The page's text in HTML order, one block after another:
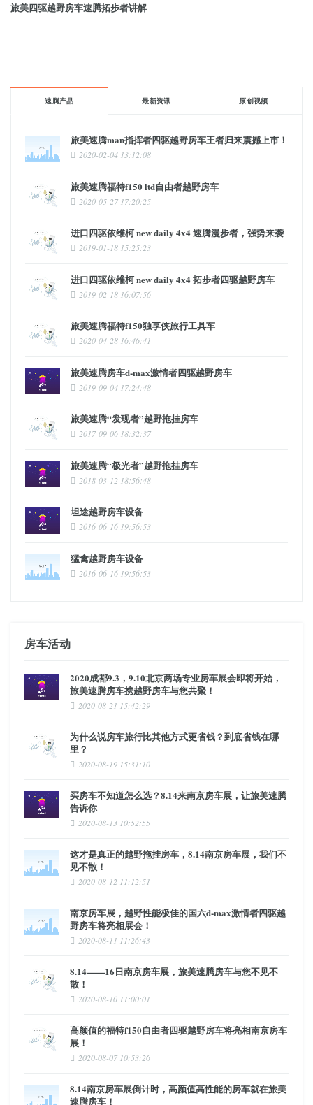
旅美四驱越野房车速腾拓步者讲解
速腾产品 最新资讯 原创视频
旅美速腾man指挥者四驱越野房车王者归来震撼上市！
2020-02-04 13:12:08
旅美速腾福特f150 ltd自由者越野房车
2020-05-27 17:20:25
进口四驱依维柯 new daily 4x4 速腾漫步者，强势来袭
2019-01-18 15:25:23
进口四驱依维柯 new daily 4x4 拓步者四驱越野房车
2019-02-18 16:07:56
旅美速腾福特f150独享侠旅行工具车
2020-04-28 16:46:41
旅美速腾房车d-max激情者四驱越野房车
2019-09-04 17:24:48
旅美速腾“发现者”越野拖挂房车
2017-09-06 18:32:37
旅美速腾“极光者”越野拖挂房车
2018-03-12 18:56:48
坦途越野房车设备
2016-06-16 19:56:53
猛禽越野房车设备
2016-06-16 19:56:53
房车活动
2020成都9.3，9.10北京两场专业房车展会即将开始，
旅美速腾房车携越野房车与您共聚！
2020-08-21 15:42:29
为什么说房车旅行比其他方式更省钱？到底省钱在哪
里？
2020-08-19 15:31:10
买房车不知道怎么选？8.14来南京房车展，让旅美速腾
告诉你
2020-08-13 10:52:55
这才是真正的越野拖挂房车，8.14南京房车展，我们不
见不散！
2020-08-12 11:12:51
南京房车展，越野性能极佳的国六d-max激情者四驱越
野房车将亮相展会！
2020-08-11 11:26:43
8.14——16日南京房车展，旅美速腾房车与您不见不
散！
2020-08-10 11:00:01
高颜值的福特f150自由者四驱越野房车将亮相南京房车
展！
2020-08-07 10:53:26
8.14南京房车展倒计时，高颜值高性能的房车就在旅美
速腾房车！